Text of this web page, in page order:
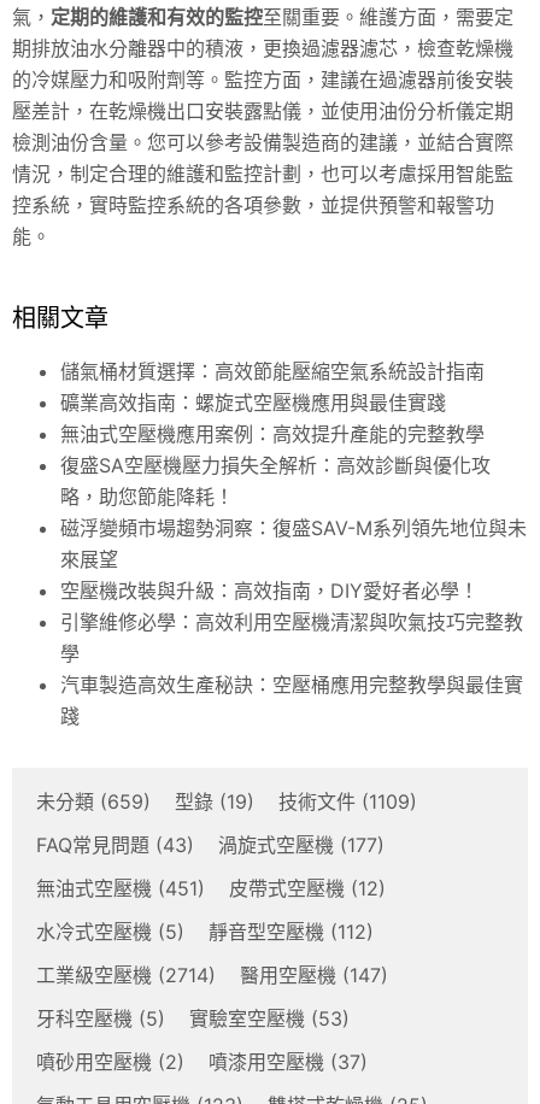
氣， 定期的維護和有效的監控至關重要。維護方面，需要定
期排放油水分離器中的積液，更換過濾器濾芯，檢查乾燥機
的冷媒壓力和吸附劑等。監控方面，建議在過濾器前後安裝
壓差計，在乾燥機出口安裝露點儀，並使用油份分析儀定期
檢測油份含量。您可以參考設備製造商的建議，並結合實際
情況，制定合理的維護和監控計劃，也可以考慮採用智能監
控系統，實時監控系統的各項參數，並提供預警和報警功
能。
相關文章
儲氣桶材質選擇：高效節能壓縮空氣系統設計指南
礦業高效指南：螺旋式空壓機應用與最佳實踐
無油式空壓機應用案例：高效提升產能的完整教學
復盛SA空壓機壓力損失全解析：高效診斷與優化攻
略，助您節能降耗！
磁浮變頻市場趨勢洞察：復盛SAV-M系列領先地位與未
來展望
空壓機改裝與升級：高效指南，DIY愛好者必學！
引擎維修必學：高效利用空壓機清潔與吹氣技巧完整教
學
汽車製造高效生產秘訣：空壓桶應用完整教學與最佳實
踐
未分類 (659) 型錄 (19) 技術文件 (1109)
FAQ常見問題 (43) 渦旋式空壓機 (177)
無油式空壓機 (451) 皮帶式空壓機 (12)
水冷式空壓機 (5) 靜音型空壓機 (112)
工業級空壓機 (2714) 醫用空壓機 (147)
牙科空壓機 (5) 實驗室空壓機 (53)
噴砂用空壓機 (2) 噴漆用空壓機 (37)